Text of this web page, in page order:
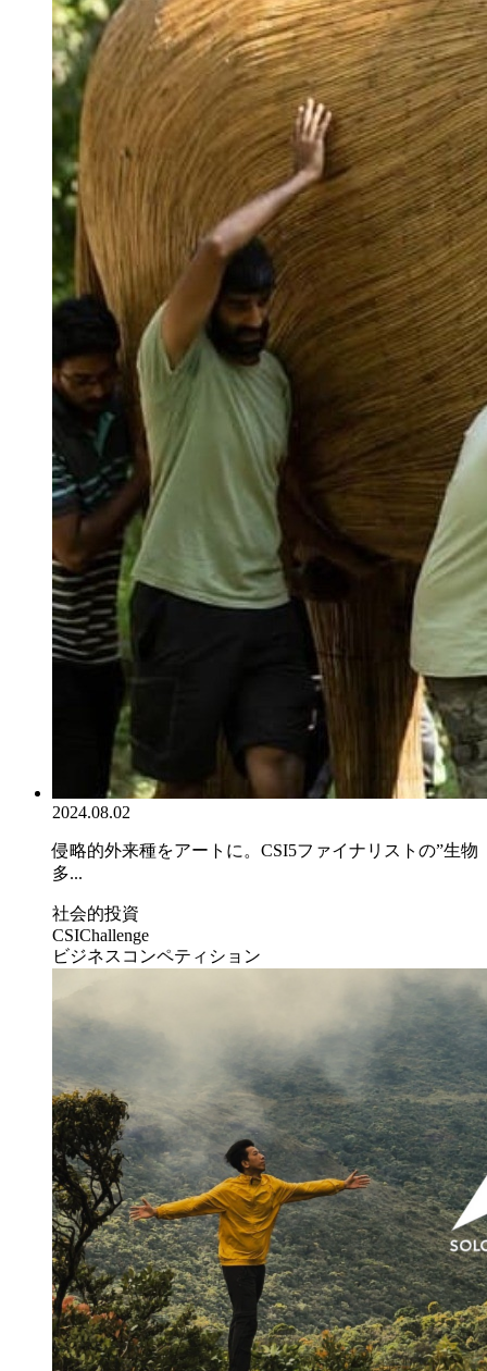
2024.08.02
侵略的外来種をアートに。CSI5ファイナリストの”生物
多...
社会的投資
CSIChallenge
ビジネスコンペティション